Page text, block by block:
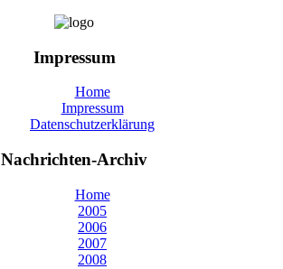
Impressum
Home
Impressum
Datenschutzerklärung
Nachrichten-Archiv
Home
2005
2006
2007
2008